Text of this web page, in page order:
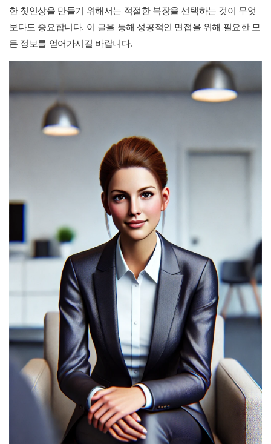
한 첫인상을 만들기 위해서는 적절한 복장을 선택하는 것이 무엇
보다도 중요합니다. 이 글을 통해 성공적인 면접을 위해 필요한 모
든 정보를 얻어가시길 바랍니다.